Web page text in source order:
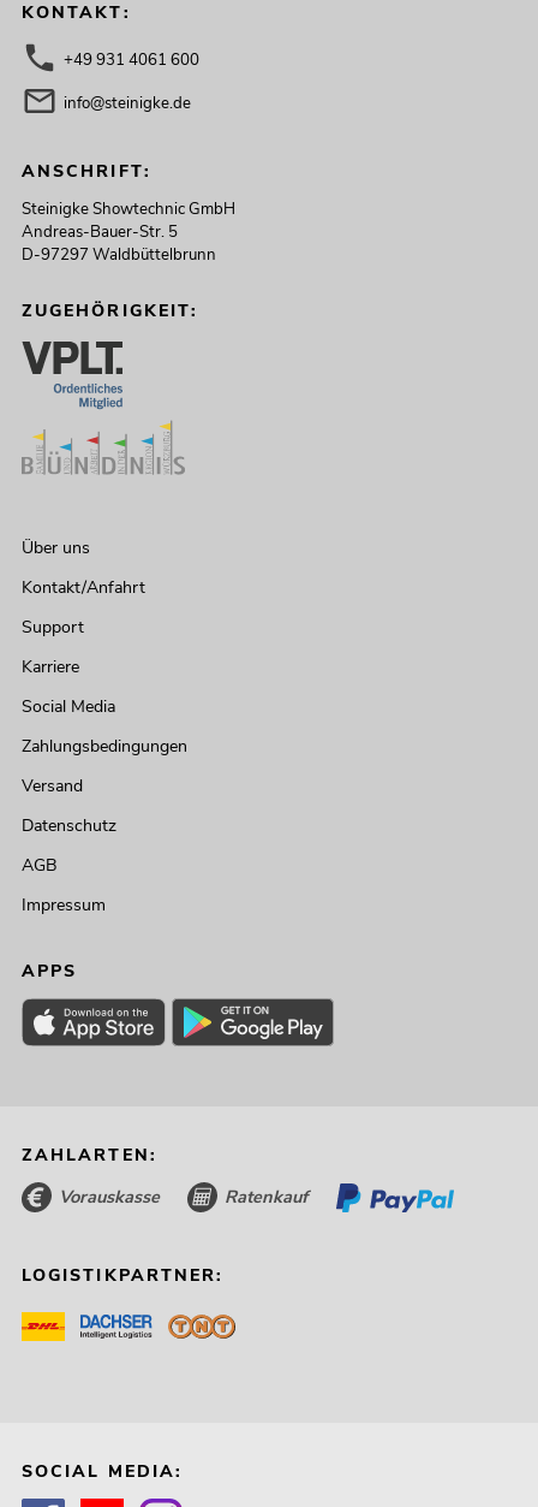
KONTAKT:
+49 931 4061 600
info@steinigke.de
ANSCHRIFT:
Steinigke Showtechnic GmbH
Andreas-Bauer-Str. 5
D-97297 Waldbüttelbrunn
ZUGEHÖRIGKEIT:
Über uns
Kontakt/Anfahrt
Support
Karriere
Social Media
Zahlungsbedingungen
Versand
Datenschutz
AGB
Impressum
APPS
ZAHLARTEN:
Vorauskasse Ratenkauf
LOGISTIKPARTNER:
SOCIAL MEDIA: